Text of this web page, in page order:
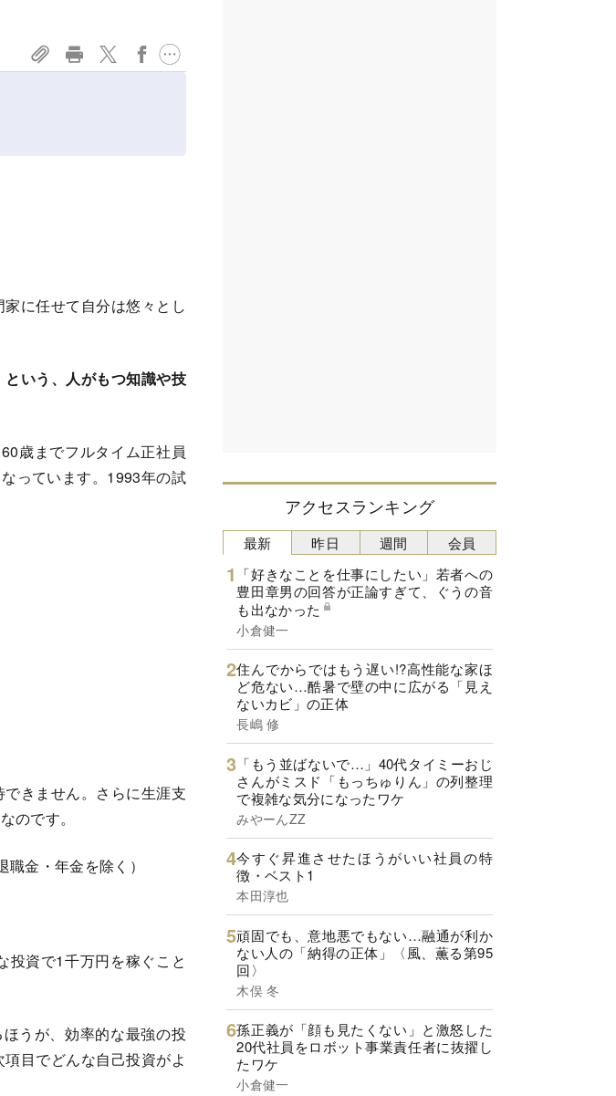
に任せて自分は悠々とし
という、人がもつ知識や技
歳までフルタイム正社員
っています。1993年の試
きません。さらに生涯支
のです。
金・年金を除く）
資で1千万円を稼ぐこと
うが、効率的な最強の投
目でどんな自己投資がよ
アクセスランキング
最新
「好きなことを仕事にしたい」若者への
豊田章男の回答が正論すぎて、ぐうの音
も出なかった
小倉健一
住んでからではもう遅い!?高性能な家ほ
ど危ない…酷暑で壁の中に広がる「見え
ないカビ」の正体
長嶋 修
「もう並ばないで…」40代タイミーおじ
さんがミスド「もっちゅりん」の列整理
で複雑な気分になったワケ
みやーんZZ
今すぐ昇進させたほうがいい社員の特
徴・ベスト1
本田淳也
頑固でも、意地悪でもない…融通が利か
ない人の「納得の正体」〈風、薫る第95
回〉
木俣 冬
孫正義が「顔も見たくない」と激怒した
20代社員をロボット事業責任者に抜擢し
たワケ
小倉健一
昨日 週間 会員